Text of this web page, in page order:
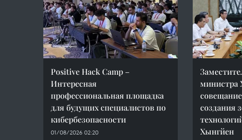
Positive Hack Camp –
Интересная
профессиональная площадка
для будущих специалистов по
кибербезопасности
01/08/2026 02:20
министра
создания
Хынгйен